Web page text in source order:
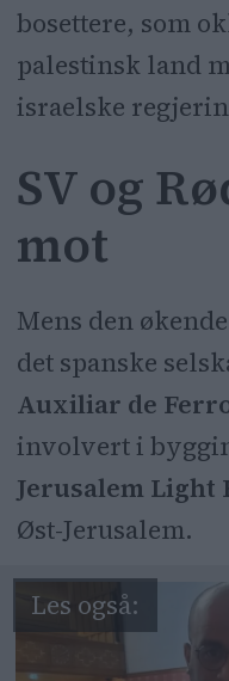
CAF er
selskapet
okkupasjon
VårtOslo
publisert
besvart
bosettere, som
palestinsk land
israelske
SV og
mot
Mens den
det spanske
Auxiliar de
involvert i
Jerusalem Light
Øst-Jerusalem.